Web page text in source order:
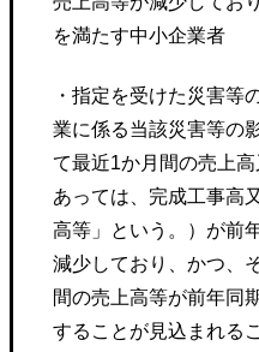
を満たす中小企業者
・指定を受けた災害等
業に係る当該災害等の
て最近1か月間の売上
あっては、完成工事高
高等」という。）が前
減少しており、かつ、
間の売上高等が前年同
することが見込まれる